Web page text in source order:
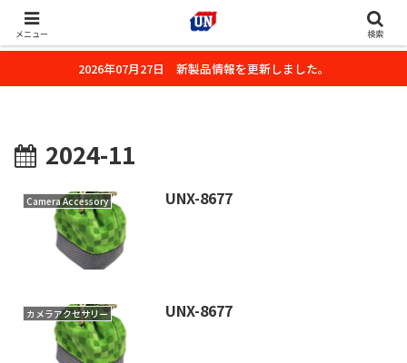
株式会社ユーエヌのオフィシャルホームページです。デジタルカメラ・カメ
ラ・水中撮影用の撮影アクセサリーのご紹介をいたします。
2026年07月27日 新製品情報を更新しました。
2024-11
Camera Accessory UNX-8677
カメラアクセサリー UNX-8677
メニュー 検索